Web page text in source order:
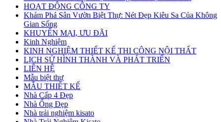
HOẠT ĐỘNG CÔNG TY
Khám Phá Sân Vườn Biệt Thự: Nét Đẹp Kiêu Sa Của Không
Gian Sống
KHUYẾN MẠI, ƯU ĐÃI
Kinh Nghiệm
KINH NGHIỆM THIẾT KẾ THI CÔNG NỘI THẤT
LỊCH SỬ HÌNH THÀNH VÀ PHÁT TRIỂN
LIÊN HỆ
Mẫu biệt thự
MẪU THIẾT KẾ
Nhà Cấp 4 Đẹp
Nhà Ống Đẹp
Nhà trải nghiệm kisato